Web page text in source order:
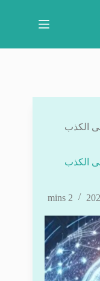
الكذب
الكذب
2 mins